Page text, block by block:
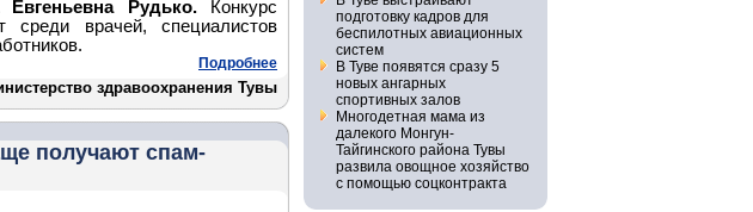
Рудько.
Конкурс
среди врачей, специалистов
Подробнее
здравоохранения Тувы
получают спам-
подготовку кадров для
беспилотных авиационных
систем
В Туве появятся сразу 5
новых ангарных
спортивных залов
Многодетная мама из
далекого Монгун-
Тайгинского района Тувы
развила овощное хозяйство
с помощью соцконтракта